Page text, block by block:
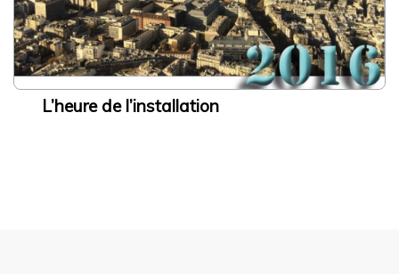
L’heure de l’installation